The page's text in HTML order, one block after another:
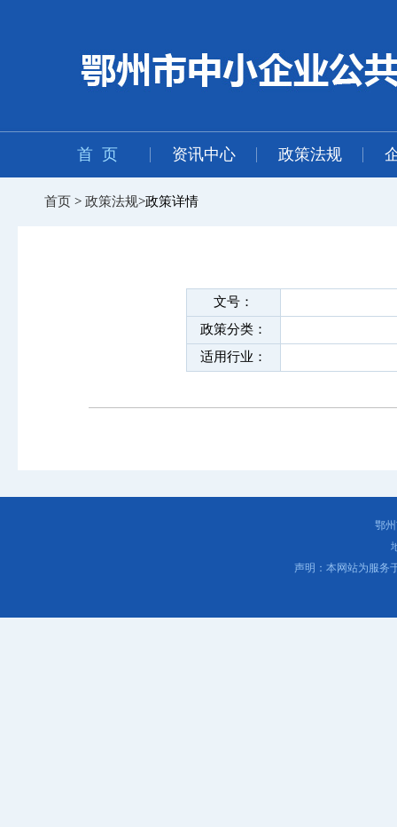
首 页 资讯中心 政策法规
首页 > 政策法规>政策详情
文号：
政策分类：
适用行业：
鄂
声明：本网站为服务